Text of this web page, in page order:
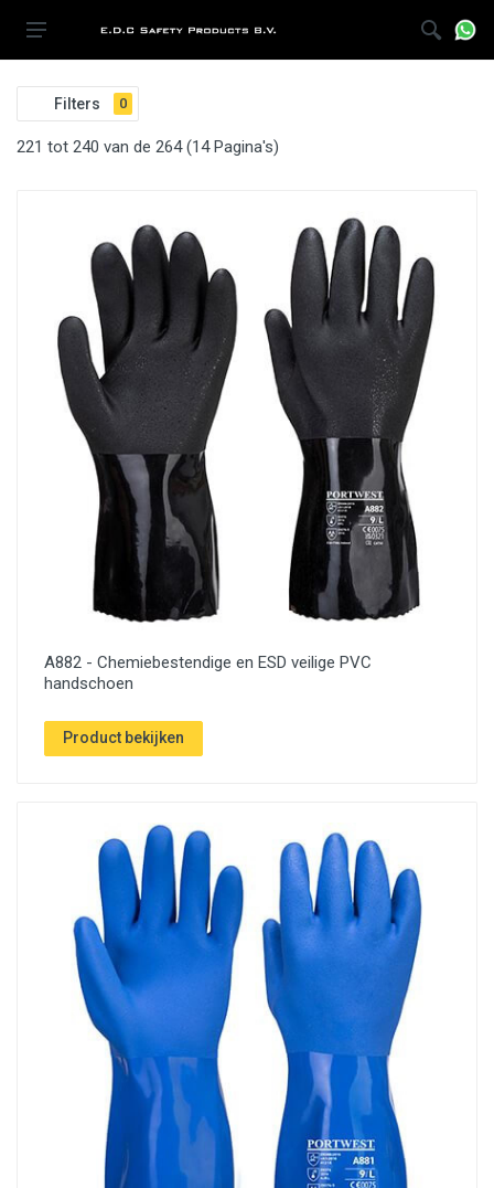
Filters 0
221 tot 240 van de 264 (14 Pagina's)
A882 - Chemiebestendige en ESD veilige PVC
handschoen
Product bekijken